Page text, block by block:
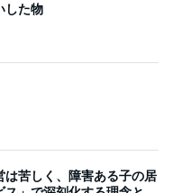
した物
は苦しく、障害ある子の居